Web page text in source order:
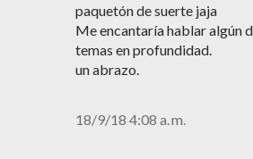
paquetón de suerte jaja
Me encantaría hablar algún
temas en profundidad.
un abrazo.
18/9/18 4:08 a. m.